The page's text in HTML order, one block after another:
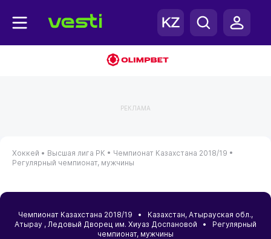
РЕКЛАМА
Хоккей • Высшая лига РК • Чемпионат Казахстана 2018/19 •
Регулярный чемпионат, мужчины
Чемпионат Казахстана 2018/19 • Казахстан, Атырауская обл.,
Атырау , Ледовый Дворец им. Хиуаз Доспановой • Регулярный
чемпионат, мужчины